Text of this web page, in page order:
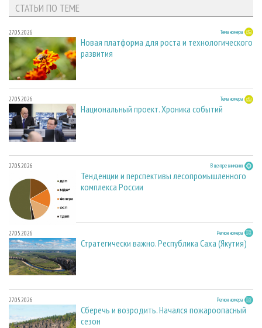
СТАТЬИ ПО ТЕМЕ
27.05.2026 Тема номера
Новая платформа для роста и технологического
развития
27.05.2026 Тема номера
Национальный проект. Хроника событий
27.05.2026 В центре внимания
Тенденции и перспективы лесопромышленного
комплекса России
27.05.2026 Регион номера
Стратегически важно. Республика Саха (Якутия)
27.05.2026 Регион номера
Сберечь и возродить. Начался пожароопасный
сезон